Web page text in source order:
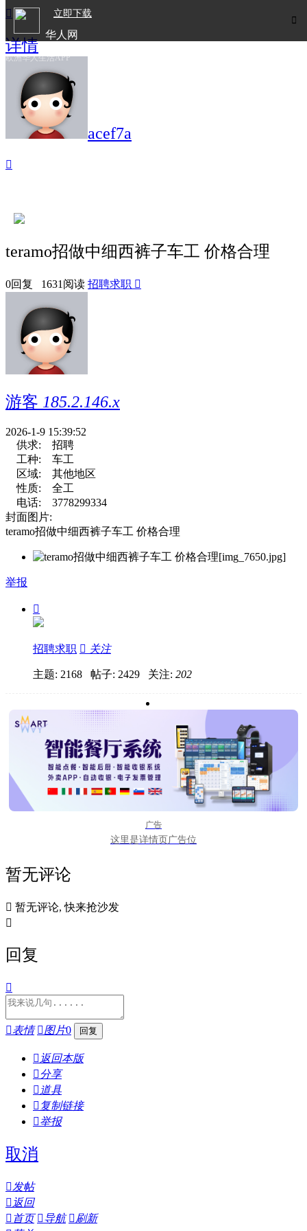

立即下载
华人网
欧洲华人生活APP

详情
acef7a

teramo招做中细西裤子车工 价格合理
0回复 1631阅读 招聘求职 
游客 185.2.146.x
2026-1-9 15:39:52
供求:
招聘
工种:
车工
区域:
其他地区
性质:
全工
电话:
3778299334
封面图片:
teramo招做中细西裤子车工 价格合理
举报

招聘求职  关注
主题: 2168 帖子: 2429 关注: 202
广告
这里是详情页广告位
暂无评论
 暂无评论, 快来抢沙发

回复

表情 图片0
 返回本版
分享
 道具
 复制链接
举报
取消
发帖
 返回
 首页 导航 刷新